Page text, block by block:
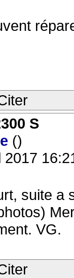
S
()
2017
suite a
VG.